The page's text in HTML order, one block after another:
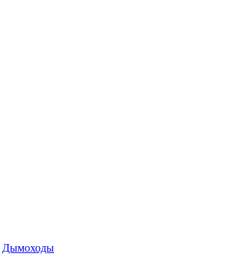
Дымоходы